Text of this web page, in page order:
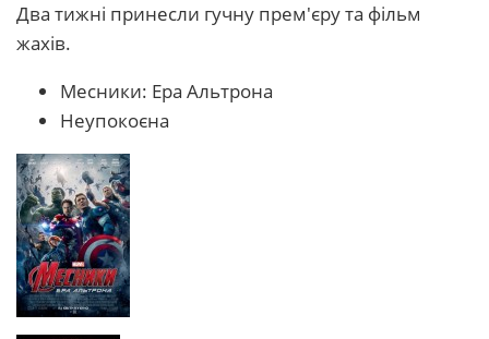
Два тижні принесли гучну прем'єру та фільм
жахів.
Месники: Ера Альтрона
Неупокоєна